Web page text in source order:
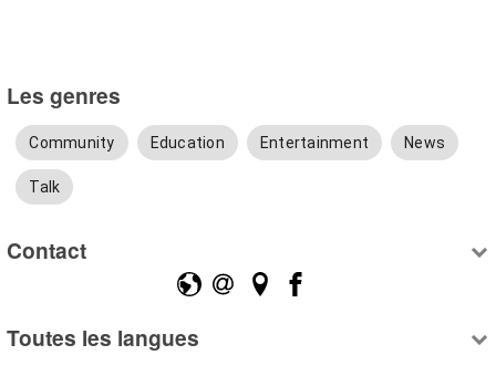
Les genres
Community Education Entertainment News
Talk
Contact
Toutes les langues